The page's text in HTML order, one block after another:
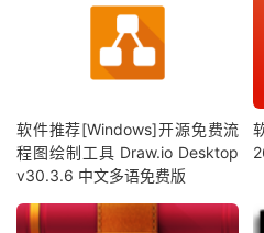
软件推荐[Windows]开源免费流
程图绘制工具 Draw.io Desktop
v30.3.6 中文多语免费版